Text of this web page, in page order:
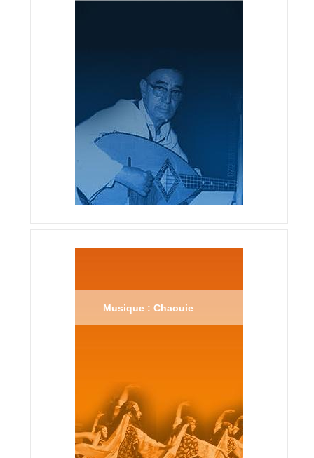
Musique : Chaouie